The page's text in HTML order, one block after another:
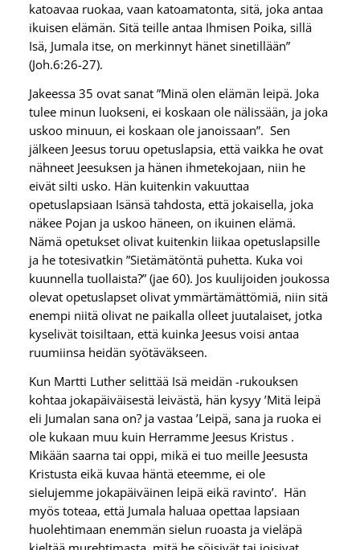
katoavaa ruokaa, vaan katoamatonta, sitä, joka antaa
ikuisen elämän. Sitä teille antaa Ihmisen Poika, sillä
Isä, Jumala itse, on merkinnyt hänet sinetillään”
(Joh.6:26-27).
Jakeessa 35 ovat sanat ”Minä olen elämän leipä. Joka
tulee minun luokseni, ei koskaan ole nälissään, ja joka
uskoo minuun, ei koskaan ole janoissaan”. Sen
jälkeen Jeesus toruu opetuslapsia, että vaikka he ovat
nähneet Jeesuksen ja hänen ihmetekojaan, niin he
eivät silti usko. Hän kuitenkin vakuuttaa
opetuslapsiaan Isänsä tahdosta, että jokaisella, joka
näkee Pojan ja uskoo häneen, on ikuinen elämä.
Nämä opetukset olivat kuitenkin liikaa opetuslapsille
ja he totesivatkin ”Sietämätöntä puhetta. Kuka voi
kuunnella tuollaista?” (jae 60). Jos kuulijoiden joukossa
olevat opetuslapset olivat ymmärtämättömiä, niin sitä
enempi niitä olivat ne paikalla olleet juutalaiset, jotka
kyselivät toisiltaan, että kuinka Jeesus voisi antaa
ruumiinsa heidän syötäväkseen.
Kun Martti Luther selittää Isä meidän -rukouksen
kohtaa jokapäiväisestä leivästä, hän kysyy ’Mitä leipä
eli Jumalan sana on? ja vastaa ’Leipä, sana ja ruoka ei
ole kukaan muu kuin Herramme Jeesus Kristus .
Mikään saarna tai oppi, mikä ei tuo meille Jeesusta
Kristusta eikä kuvaa häntä eteemme, ei ole
sielujemme jokapäiväinen leipä eikä ravinto’. Hän
myös toteaa, että Jumala haluaa opettaa lapsiaan
huolehtimaan enemmän sielun ruoasta ja vieläpä